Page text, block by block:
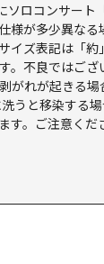
ロコンサート
が多少異なる
ズ表記は「約
不良ではござ
れが起きる
うと移染する
。ご注意くだ